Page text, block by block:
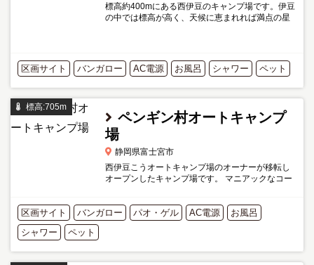
標高約400mにある西伊豆のキャンプ場です。伊豆
の中では標高が高く、天候に恵まれれば満点の星
区画サイト バンガロー AC電源 お風呂 シャワー ペット
標高:705m
ペンギン村オートキャンプ
場
静岡県富士宮市
西伊豆こうオートキャンプ場のオーナーが移転し
オープンしたキャンプ場です。 マニアックなコー
す。 テントサイトが10...
区画サイト バンガロー パオ・ゲル AC電源
お風呂
シャワー
ペット